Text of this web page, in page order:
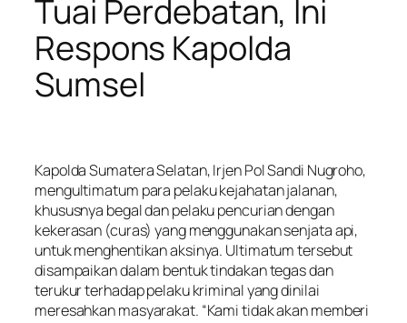
Tuai Perdebatan, Ini
Respons Kapolda
Sumsel
Kapolda Sumatera Selatan, Irjen Pol Sandi Nugroho,
mengultimatum para pelaku kejahatan jalanan,
khususnya begal dan pelaku pencurian dengan
kekerasan (curas) yang menggunakan senjata api,
untuk menghentikan aksinya. Ultimatum tersebut
disampaikan dalam bentuk tindakan tegas dan
terukur terhadap pelaku kriminal yang dinilai
meresahkan masyarakat. “Kami tidak akan memberi